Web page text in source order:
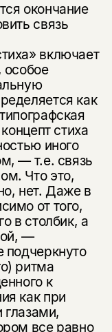
окончание
связь
включает
особое
как
стиха
иного
— т.е. связь
Что это,
нет. Даже в
от того,
в столбик, а
—
подчеркнуто
ритма
к
как при
глазами,
все равно